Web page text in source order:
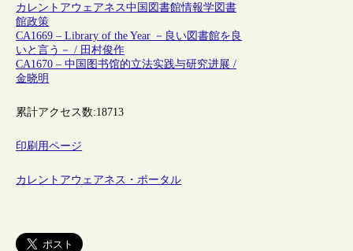
カレントアウェアネス中国 図書館情報学図書
館政策
CA1669 – Library of the Year －良い図書館を良
いと言う－ / 田村俊作
CA1670 – 中国图书馆的立法实践与研究进展 /
金晓明
累計アクセス数:18713
印刷用ページ
カレントアウェアネス・ポータル